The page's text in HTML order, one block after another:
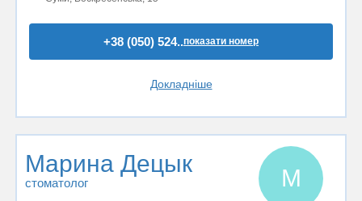
+38 (050) 524..показати номер
Докладніше
Марина Децык
стоматолог М